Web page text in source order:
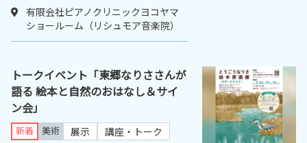
有限会社ピアノクリニックヨコヤマ
ショールーム（リシュモア音楽院）
トークイベント「東郷なりささんが
語る 絵本と自然のおはなし＆サイ
ン会」
新着 美術 展示 講座・トーク